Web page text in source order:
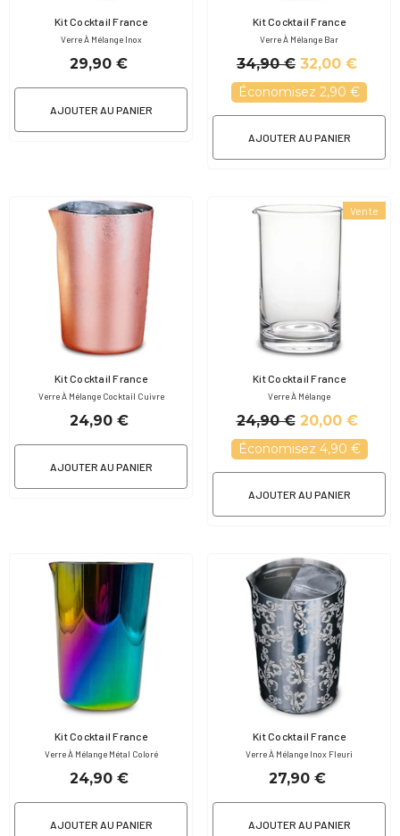
Fournisseur:Kit Cocktail France
Verre À Mélange Inox
29,90 €
AJOUTER AU PANIER
Fournisseur:Kit Cocktail France
Verre À Mélange Bar
34,90 € 32,00 €
Économisez 2,90 €
AJOUTER AU PANIER
Fournisseur:Kit Cocktail France
Verre À Mélange Cocktail Cuivre
24,90 €
AJOUTER AU PANIER
Vente
Fournisseur:Kit Cocktail France
Verre À Mélange
24,90 € 20,00 €
Économisez 4,90 €
AJOUTER AU PANIER
Fournisseur:Kit Cocktail France
Verre À Mélange Métal Coloré
24,90 €
AJOUTER AU PANIER
Fournisseur:Kit Cocktail France
Verre À Mélange Inox Fleuri
27,90 €
AJOUTER AU PANIER